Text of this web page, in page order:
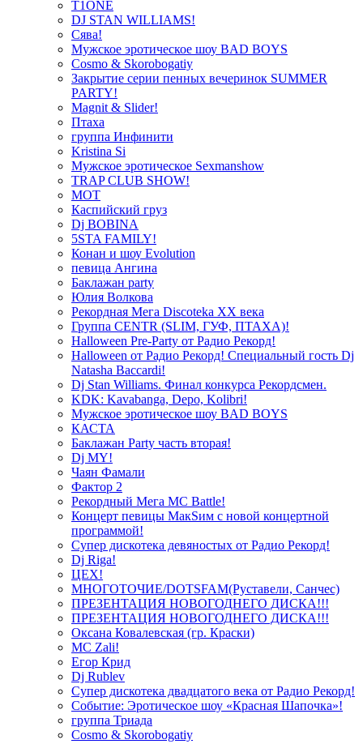
T1ONE
DJ STAN WILLIAMS!
Сява!
Мужское эротическое шоу BAD BOYS
Cosmo & Skorobogatiy
Закрытие серии пенных вечеринок SUMMER
PARTY!
Magnit & Slider!
Птаха
группа Инфинити
Kristina Si
Мужское эротическое Sexmanshow
TRAP CLUB SHOW!
МОТ
Каспийский груз
Dj BOBINA
5STA FAMILY!
Конан и шоу Evolution
певица Ангина
Баклажан party
Юлия Волкова
Рекордная Мега Discoteka XX века
Группа CENTR (SLIM, ГУФ, ПТАХА)!
Halloween Pre-Party от Радио Рекорд!
Halloween от Радио Рекорд! Специальный гость Dj
Natasha Baccardi!
Dj Stan Williams. Финал конкурса Рекордсмен.
KDK: Kavabanga, Depo, Kolibri!
Мужское эротическое шоу BAD BOYS
КАСТА
Баклажан Party часть вторая!
Dj MY!
Чаян Фамали
Фактор 2
Рекордный Мега МС Battle!
Концерт певицы МакSим с новой концертной
программой!
Супер дискотека девяностых от Радио Рекорд!
Dj Riga!
ЦЕХ!
МНОГОТОЧИЕ/DOTSFAM(Руставели, Санчес)
ПРЕЗЕНТАЦИЯ НОВОГОДНЕГО ДИСКА!!!
ПРЕЗЕНТАЦИЯ НОВОГОДНЕГО ДИСКА!!!
Оксана Ковалевская (гр. Краски)
MC Zali!
Егор Крид
Dj Rublev
Супер дискотека двадцатого века от Радио Рекорд!
Событие: Эротическое шоу «Красная Шапочка»!
группа Триада
Cosmo & Skorobogatiy